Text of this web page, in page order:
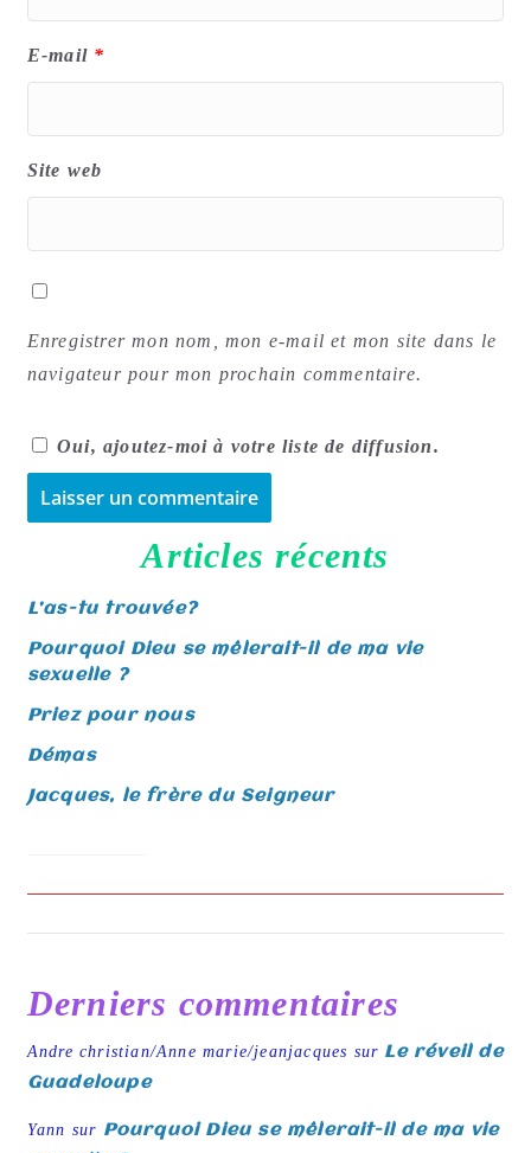
E-mail *
Site web
Enregistrer mon nom, mon e-mail et mon site dans le
navigateur pour mon prochain commentaire.
Oui, ajoutez-moi à votre liste de diffusion.
t
e
r
n
i
Articles récents
L’as-tu trouvée?
Pourquoi Dieu se mêlerait-il de ma vie
sexuelle ?
Priez pour nous
Démas
Jacques, le frère du Seigneur
Derniers commentaires
Andre christian/Anne marie/jeanjacques sur Le réveil de
Guadeloupe
Yann sur Pourquoi Dieu se mêlerait-il de ma vie